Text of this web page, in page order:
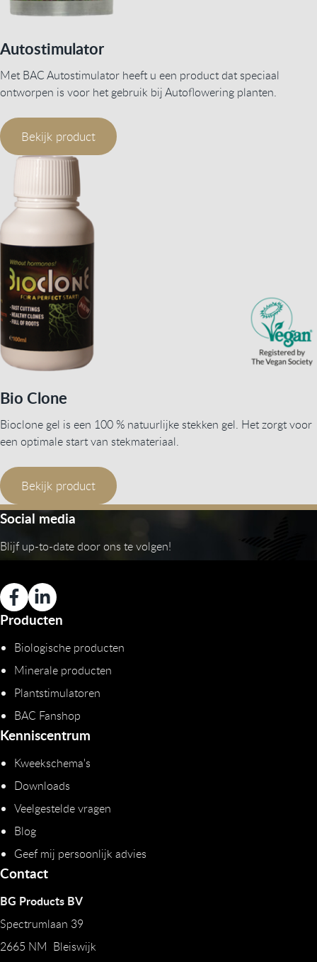
Autostimulator
Met BAC Autostimulator heeft u een product dat speciaal
ontworpen is voor het gebruik bij Autoflowering planten.
Bekijk product
Bio Clone
Bioclone gel is een 100 % natuurlijke stekken gel. Het zorgt voor
een optimale start van stekmateriaal.
Bekijk product
Social media
Blijf up-to-date door ons te volgen!
Producten
Biologische producten
Minerale producten
Plantstimulatoren
BAC Fanshop
Kenniscentrum
Kweekschema's
Downloads
Veelgestelde vragen
Blog
Geef mij persoonlijk advies
Contact
BG Products BV
Spectrumlaan 39
2665 NM Bleiswijk